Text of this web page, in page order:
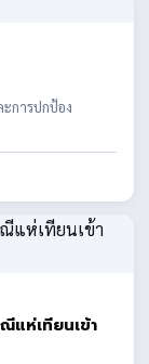
การปกป้อง
แห่เทียนเข้า